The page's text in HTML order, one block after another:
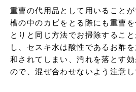
重曹の代用品として用いること
槽の中のカビをとる際にも重曹
とりと同じ方法でお掃除するこ
し、セスキ水は酸性であるお酢
和されてしまい、汚れを落とす
ので、混ぜ合わせないよう注意し